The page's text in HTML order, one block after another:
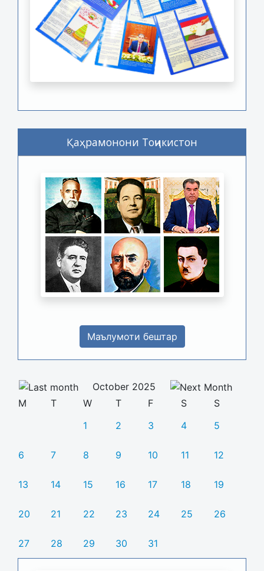
Қаҳрамонони Тоҷикистон
Маълумоти бештар
October 2025
M
T W T F S
S
1
2 3 4 5
6 7 8 9 10 11 12
13 14 15 16 17 18 19
20 21 22 23 24 25 26
27 28 29 30 31